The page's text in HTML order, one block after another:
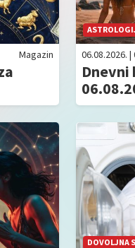
Magazin 06.08.2026. |
Dnevni
DOVOLJNA